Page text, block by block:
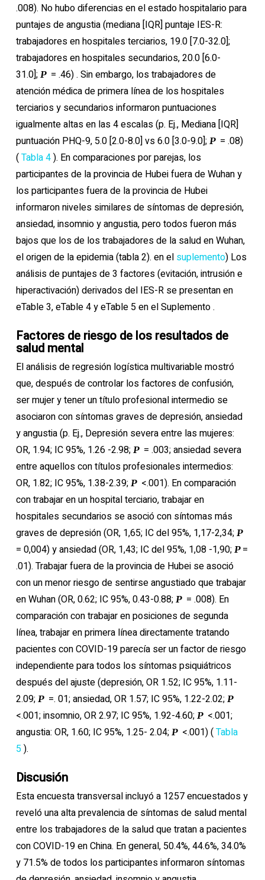
.008). No hubo diferencias en el estado hospitalario para
puntajes de angustia (mediana [IQR] puntaje IES-R:
trabajadores en hospitales terciarios, 19.0 [7.0-32.0];
trabajadores en hospitales secundarios, 20.0 [6.0-
31.0]; P= .46) . Sin embargo, los trabajadores de
atención médica de primera línea de los hospitales
terciarios y secundarios informaron puntuaciones
igualmente altas en las 4 escalas (p. Ej., Mediana [IQR]
puntuación PHQ-9, 5.0 [2.0-8.0] vs 6.0 [3.0-9.0]; P= .08)
(Tabla 4). En comparaciones por parejas, los
participantes de la provincia de Hubei fuera de Wuhan y
los participantes fuera de la provincia de Hubei
informaron niveles similares de síntomas de depresión,
ansiedad, insomnio y angustia, pero todos fueron más
bajos que los de los trabajadores de la salud en Wuhan,
el origen de la epidemia (tabla 2). en el suplemento) Los
análisis de puntajes de 3 factores (evitación, intrusión e
hiperactivación) derivados del IES-R se presentan en
eTable 3, eTable 4 y eTable 5 en el Suplemento .
Factores de riesgo de los resultados de
salud mental
El análisis de regresión logística multivariable mostró
que, después de controlar los factores de confusión,
ser mujer y tener un título profesional intermedio se
asociaron con síntomas graves de depresión, ansiedad
y angustia (p. Ej., Depresión severa entre las mujeres:
OR, 1.94; IC 95%, 1.26 -2.98; P= .003; ansiedad severa
entre aquellos con títulos profesionales intermedios:
OR, 1.82; IC 95%, 1.38-2.39; P<.001). En comparación
con trabajar en un hospital terciario, trabajar en
hospitales secundarios se asoció con síntomas más
graves de depresión (OR, 1,65; IC del 95%, 1,17-2,34; P
= 0,004) y ansiedad (OR, 1,43; IC del 95%, 1,08 -1,90; P=
.01). Trabajar fuera de la provincia de Hubei se asoció
con un menor riesgo de sentirse angustiado que trabajar
en Wuhan (OR, 0.62; IC 95%, 0.43-0.88; P= .008). En
comparación con trabajar en posiciones de segunda
línea, trabajar en primera línea directamente tratando
pacientes con COVID-19 parecía ser un factor de riesgo
independiente para todos los síntomas psiquiátricos
después del ajuste (depresión, OR 1.52; IC 95%, 1.11-
2.09; P=. 01; ansiedad, OR 1.57; IC 95%, 1.22-2.02; P
<.001; insomnio, OR 2.97; IC 95%, 1.92-4.60; P<.001;
angustia: OR, 1.60; IC 95%, 1.25- 2.04; P<.001) (Tabla
5).
Discusión
Esta encuesta transversal incluyó a 1257 encuestados y
reveló una alta prevalencia de síntomas de salud mental
entre los trabajadores de la salud que tratan a pacientes
con COVID-19 en China. En general, 50.4%, 44.6%, 34.0%
y 71.5% de todos los participantes informaron síntomas